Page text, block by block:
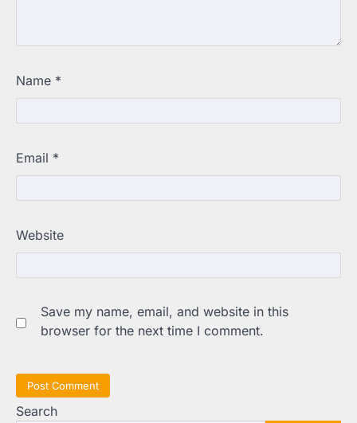
Name *
Email *
Website
Save my name, email, and website in this
browser for the next time I comment.
Search